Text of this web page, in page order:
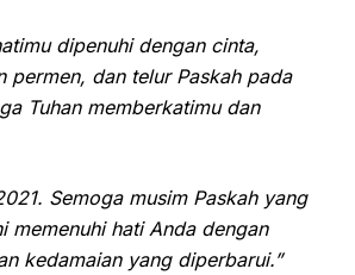
dipenuhi dengan cinta,
permen, dan telur Paskah pada
Tuhan memberkatimu dan
Semoga musim Paskah yang
memenuhi hati Anda dengan
kedamaian yang diperbarui.”